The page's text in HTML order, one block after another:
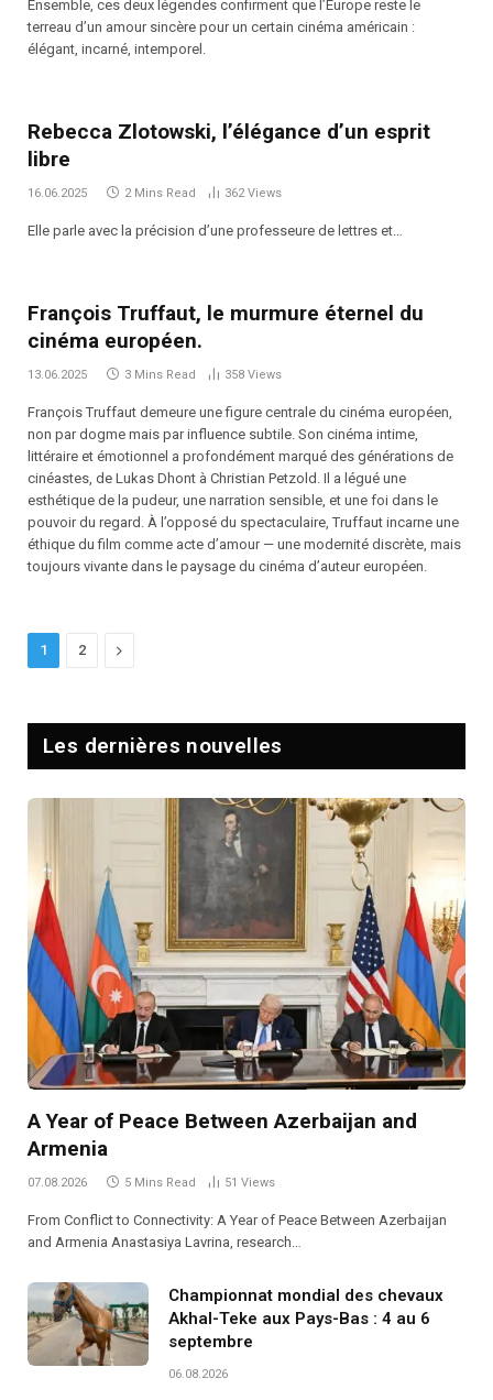
Ensemble, ces deux légendes confirment que l’Europe reste le
terreau d’un amour sincère pour un certain cinéma américain :
élégant, incarné, intemporel.
Rebecca Zlotowski, l’élégance d’un esprit
libre
16.06.2025 2 Mins Read 362Views
Elle parle avec la précision d’une professeure de lettres et…
François Truffaut, le murmure éternel du
cinéma européen.
13.06.2025 3 Mins Read 358 Views
François Truffaut demeure une figure centrale du cinéma européen,
non par dogme mais par influence subtile. Son cinéma intime,
littéraire et émotionnel a profondément marqué des générations de
cinéastes, de Lukas Dhont à Christian Petzold. Il a légué une
esthétique de la pudeur, une narration sensible, et une foi dans le
pouvoir du regard. À l’opposé du spectaculaire, Truffaut incarne une
éthique du film comme acte d’amour — une modernité discrète, mais
toujours vivante dans le paysage du cinéma d’auteur européen.
1 2 Next
Les dernières nouvelles
A Year of Peace Between Azerbaijan and
Armenia
07.08.2026 5 Mins Read 51 Views
From Conflict to Connectivity: A Year of Peace Between Azerbaijan
and Armenia Anastasiya Lavrina, research…
Championnat mondial des chevaux
Akhal-Teke aux Pays-Bas : 4 au 6
septembre
06.08.2026